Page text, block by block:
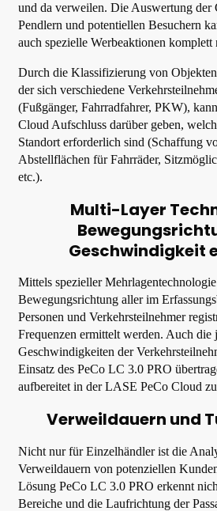
und da verweilen. Die Auswertung der
Pendlern und potentiellen Besuchern
auch spezielle Werbeaktionen komplett
Durch die Klassifizierung von
der sich verschiedene
(Fußgänger, Fahrradfahrer, PKW),
Cloud Aufschluss darüber geben,
Standort erforderlich sind (Schaffung
Abstellflächen für Fahrräder,
etc.).
Multi-Layer
Geschwindigkeit
Mittels spezieller
Bewegungsrichtung aller im
Personen und Verkehrsteilnehmer
Frequenzen ermittelt werden. Auch die
Geschwindigkeiten der
Einsatz des PeCo LC 3.0 PRO
aufbereitet in der LASE PeCo Cloud
Verweildauern und
Nicht nur für Einzelhändler ist die
Verweildauern von potenziellen
Lösung PeCo LC 3.0 PRO erkennt
Bereiche und die Laufrichtung der